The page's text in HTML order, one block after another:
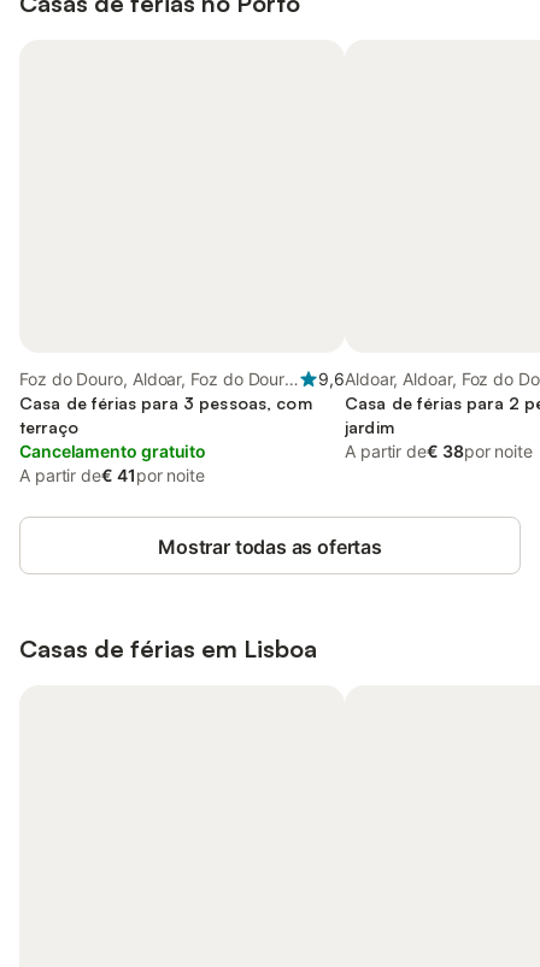
Foz do Douro, Aldoar, Foz do Douro
e Nevogilde
9,6
Casa de férias para 3 pessoas, com
terraço
Cancelamento gratuito
A partir de€ 41por noite
Aldoar, Aldoar, Foz do
Nevogilde
Casa de férias para 2
jardim
A partir de€ 38por noite
Mostrar todas as ofertas
Casas de férias em Lisboa